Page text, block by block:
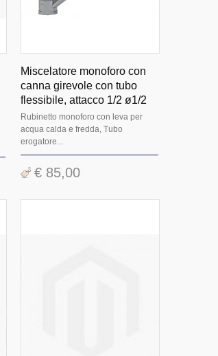
Miscelatore monoforo con
canna girevole con tubo
flessibile, attacco 1/2 ø1/2
Rubinetto monoforo con leva per
acqua calda e fredda, Tubo
erogatore...
€ 85,00